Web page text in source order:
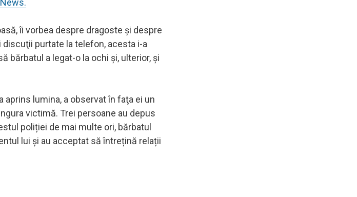
îi vorbea despre dragoste şi despre
purtate la telefon, acesta i-a
bărbatul a legat-o la ochi și, ulterior, și
lumina, a observat în faţa ei un
victimă. Trei persoane au depus
poliției de mai multe ori, bărbatul
lui și au acceptat să întrețină relații